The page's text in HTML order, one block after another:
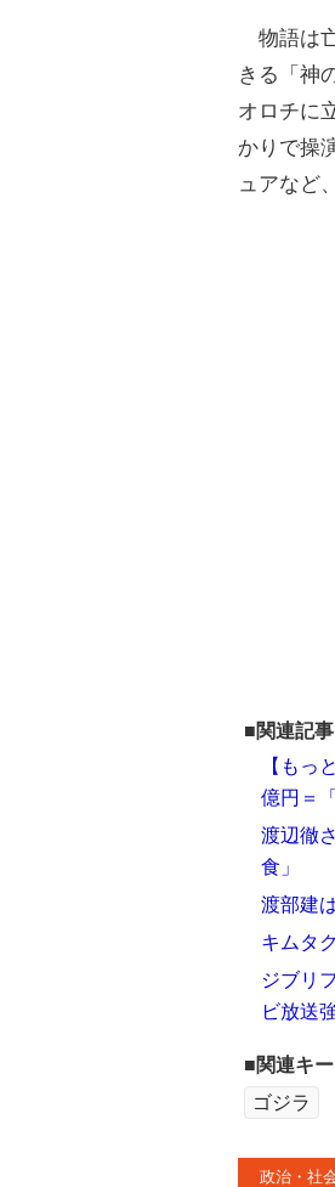
物語は
きる「神
オロチに
かりで操
ュアなど
■関連記事
【もっ
億円＝
渡辺徹
食」
渡部建
キムタ
ジブリ
ビ放送
■関連キ
ゴジラ
政治・社